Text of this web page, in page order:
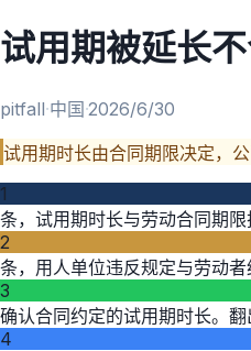
试用期被延长
pitfall·中国·2026/6/30
试用期时长由合同期限决定，
1
条，试用期时长与劳动合同期
2
条，用人单位违反规定与劳动
3
确认合同约定的试用期时长。
4